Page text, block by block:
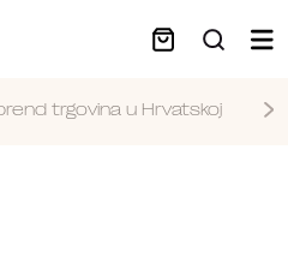
trgovina u Hrvatskoj